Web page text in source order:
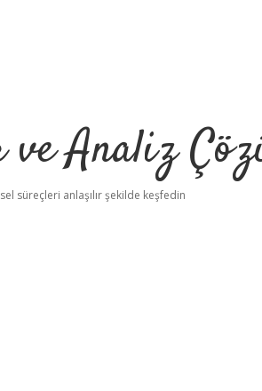
Analiz
süreçleri anlaşılır şekilde keşfedin